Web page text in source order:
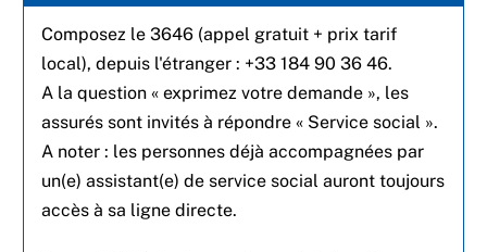
Composez le 3646 (appel gratuit + prix tarif
local), depuis l'étranger : +33 184 90 36 46.
A la question « exprimez votre demande », les
assurés sont invités à répondre « Service social ».
A noter : les personnes déjà accompagnées par
un(e) assistant(e) de service social auront toujours
accès à sa ligne directe.